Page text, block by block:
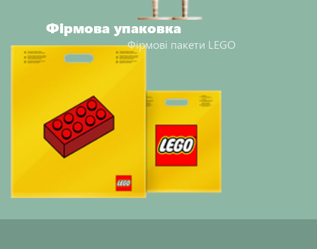
Фірмова упаковка
Фірмові пакети LEGO